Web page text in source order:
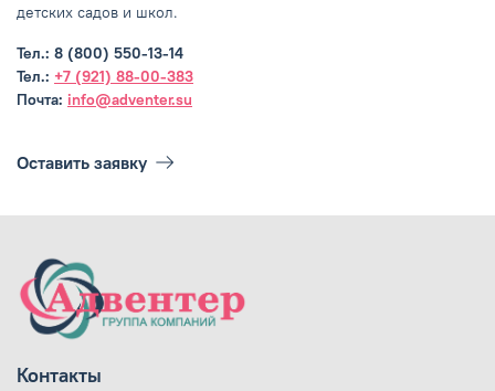
детских садов и школ.
Тел.: 8 (800) 550-13-14
Тел.: +7 (921) 88-00-383
Почта: info@adventer.su
Оставить заявку
Контакты